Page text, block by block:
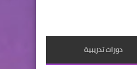
دورات تدريبية